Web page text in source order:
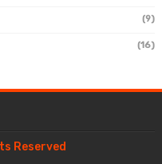
(9)
(16)
Reserved